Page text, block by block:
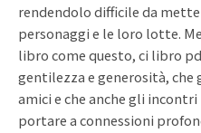
rendendolo difficile da
personaggi e le loro lotte.
libro come questo, ci libro
gentilezza e generosità,
amici e che anche gli
portare a connessioni